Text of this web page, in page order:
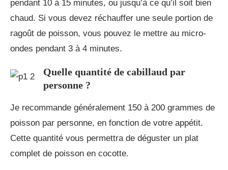
pendant 10 à 15 minutes, ou jusqu’à ce qu’il soit bien
chaud. Si vous devez réchauffer une seule portion de
ragoût de poisson, vous pouvez le mettre au micro-
ondes pendant 3 à 4 minutes.
Quelle quantité de cabillaud par
personne ?
Je recommande généralement 150 à 200 grammes de
poisson par personne, en fonction de votre appétit.
Cette quantité vous permettra de déguster un plat
complet de poisson en cocotte.